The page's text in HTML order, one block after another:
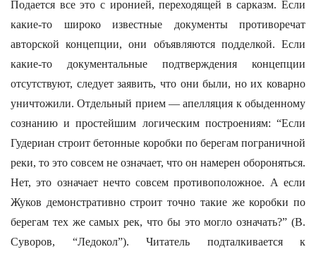
Подается все это с иронией, переходящей в сарказм. Если
какие-то широко известные документы противоречат
авторской концепции, они объявляются подделкой. Если
какие-то документальные подтверждения концепции
отсутствуют, следует заявить, что они были, но их коварно
уничтожили. Отдельный прием — апелляция к обыденному
сознанию и простейшим логическим построениям: “Если
Гудериан строит бетонные коробки по берегам пограничной
реки, то это совсем не означает, что он намерен обороняться.
Нет, это означает нечто совсем противоположное. А если
Жуков демонстративно строит точно такие же коробки по
берегам тех же самых рек, что бы это могло означать?” (В.
Суворов, “Ледокол”). Читатель подталкивается к